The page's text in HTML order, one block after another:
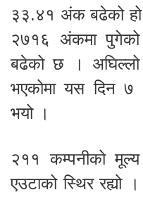
३३.४१ अंक बढेको हो
२७१६ अंकमा
बढेको छ ।
भएकोमा यस दिन ७
भयो ।
२११ कम्पनीको
एउटाको स्थिर